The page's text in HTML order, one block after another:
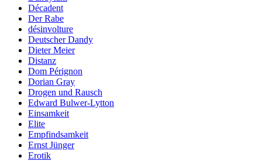
Décadent
Der Rabe
désinvolture
Deutscher Dandy
Dieter Meier
Distanz
Dom Pérignon
Dorian Gray
Drogen und Rausch
Edward Bulwer-Lytton
Einsamkeit
Elite
Empfindsamkeit
Ernst Jünger
Erotik